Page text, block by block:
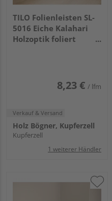
TILO Folienleisten SL-
5016 Eiche Kalahari
Holzoptik foliert
8,23 € / lfm
Verkauf & Versand
Holz Bögner, Kupferzell
Kupferzell
1 weiterer Händler